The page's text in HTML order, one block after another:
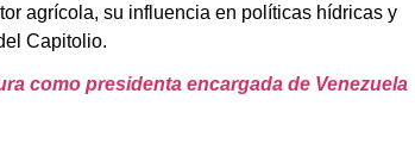
agrícola, su influencia en políticas hídricas y
Capitolio.
como presidenta encargada de Venezuela